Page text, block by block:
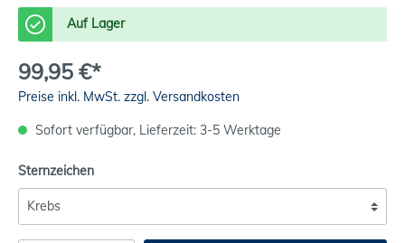
Auf Lager
99,95 €*
Preise inkl. MwSt. zzgl. Versandkosten
Sofort verfügbar, Lieferzeit: 3-5 Werktage
Sternzeichen